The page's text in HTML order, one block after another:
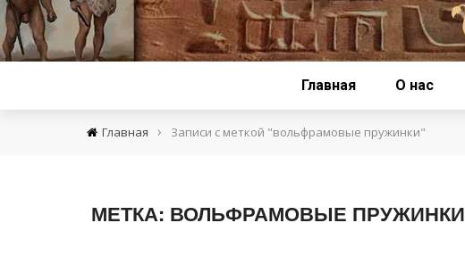
Главная О нас
Главная › Записи с меткой "вольфрамовые пружинки"
МЕТКА: ВОЛЬФРАМОВЫЕ ПРУЖИНКИ